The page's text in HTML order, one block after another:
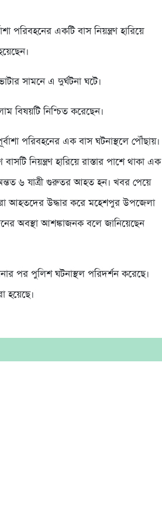
পরিবহনের একটি বাস নিয়ন্ত্রণ হারিয়ে
সামনে এ দুর্ঘটনা ঘটে।
বিষয়টি নিশ্চিত করেছেন।
পরিবহনের এক বাস ঘটনাস্থলে পৌঁছায়।
নিয়ন্ত্রণ হারিয়ে রাস্তার পাশে থাকা এক
৬ যাত্রী গুরুতর আহত হন। খবর পেয়ে
আহতদের উদ্ধার করে মহেশপুর উপজেলা
অবস্থা আশঙ্কাজনক বলে জানিয়েছেন
পর পুলিশ ঘটনাস্থল পরিদর্শন করেছে।
হয়েছে।